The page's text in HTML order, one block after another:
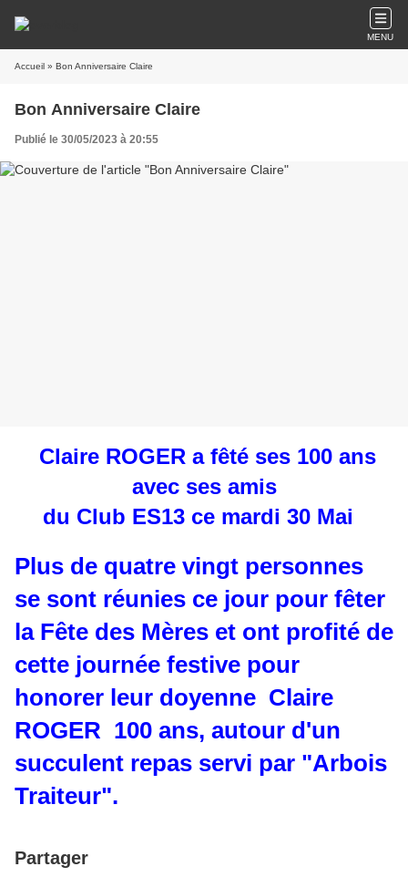
MENU
Accueil » Bon Anniversaire Claire
Bon Anniversaire Claire
Publié le 30/05/2023 à 20:55
Claire ROGER a fêté ses 100 ans
avec ses amis
du Club ES13 ce mardi 30 Mai
Plus de quatre vingt personnes
se sont réunies ce jour pour fêter
la Fête des Mères et ont profité de
cette journée festive pour
honorer leur doyenne Claire
ROGER 100 ans, autour d'un
succulent repas servi par "Arbois
Traiteur".
Partager